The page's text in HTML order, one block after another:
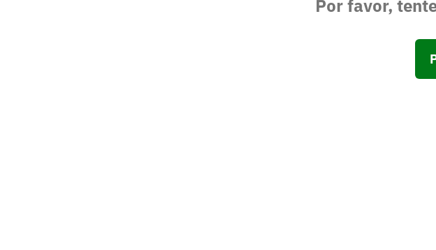
Por favor,